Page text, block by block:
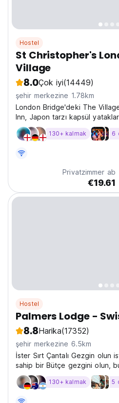
Hostel
St Christopher's
Village
8.0Çok iyi(14449)
şehir merkezine 1.78km
London Bridge'deki The
Inn, Japon tarzı kapsül
odalar sunmaktadır.
130+ kalmak 6
Privatzimmer ab
€19.61
Hostel
Palmers Lodge -
8.8Harika(17352)
şehir merkezine 6.5km
İster Sırt Çantalı Gezgin olun
sahip bir Bütçe gezgini olun,
cazibesi olan Palmers Lodges
varacaksınız.130+ kalmak 5